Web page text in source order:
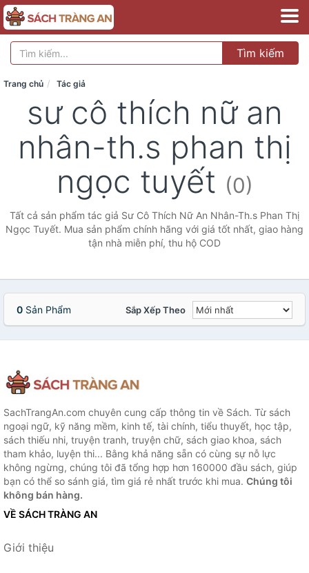
Tìm kiếm
Trang chủ Tác giả
sư cô thích nữ an
nhân-th.s phan thị
ngọc tuyết (0)
Tất cả sản phẩm tác giả Sư Cô Thích Nữ An Nhân-Th.s Phan Thị
Ngọc Tuyết. Mua sản phẩm chính hãng với giá tốt nhất, giao hàng
tận nhà miễn phí, thu hộ COD
0 Sản Phẩm Sắp Xếp Theo
SachTrangAn.com chuyên cung cấp thông tin về Sách. Từ sách
ngoại ngữ, kỹ năng mềm, kinh tế, tài chính, tiểu thuyết, học tập,
sách thiếu nhi, truyện tranh, truyện chữ, sách giao khoa, sách
tham khảo, luyện thi... Bằng khả năng sẵn có cùng sự nỗ lực
không ngừng, chúng tôi đã tổng hợp hơn 160000 đầu sách, giúp
bạn có thể so sánh giá, tìm giá rẻ nhất trước khi mua. Chúng tôi
không bán hàng.
VỀ SÁCH TRÀNG AN
Giới thiệu